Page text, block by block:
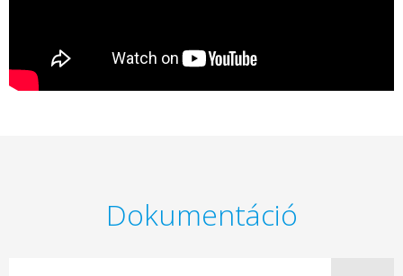
Dokumentáció